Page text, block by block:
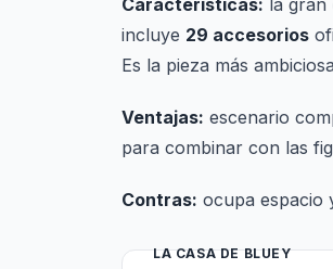
Características: la gran
incluye 29 accesorios
Es la pieza más
Ventajas: escenario
para combinar con las
Contras: ocupa espacio
LA CASA DE BLUEY